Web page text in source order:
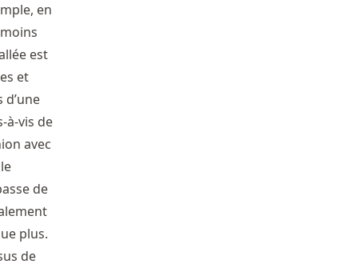
en
est
et
à-vis de
avec
de
plus.
de